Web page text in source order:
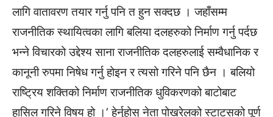
लागि वातावरण तयार गर्नु पनि त हुन सक्दछ । जहाँसम्म
राजनीतिक स्थायित्वका लागि बलिया दलहरुको निर्माण गर्नु पर्दछ
भन्ने विचारको उद्देश्य साना राजनीतिक दलहरुलाई सम्वैधानिक र
कानूनी रुपमा निषेध गर्नु होइन र त्यसो गरिने पनि छैन । बलियो
राष्ट्रिय शक्तिको निर्माण राजनीतिक धुविकरणको बाटोबाट
हासिल गरिने विषय हो ।’ हेर्नुहोस् नेता पोखरेलको स्टाटसको पूर्ण